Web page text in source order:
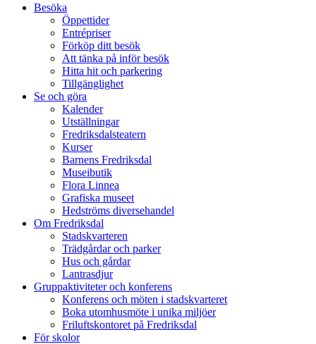
Besöka
Öppettider
Entrépriser
Förköp ditt besök
Att tänka på inför besök
Hitta hit och parkering
Tillgänglighet
Se och göra
Kalender
Utställningar
Fredriksdalsteatern
Kurser
Barnens Fredriksdal
Museibutik
Flora Linnea
Grafiska museet
Hedströms diversehandel
Om Fredriksdal
Stadskvarteren
Trädgårdar och parker
Hus och gårdar
Lantrasdjur
Gruppaktiviteter och konferens
Konferens och möten i stadskvarteret
Boka utomhusmöte i unika miljöer
Friluftskontoret på Fredriksdal
För skolor